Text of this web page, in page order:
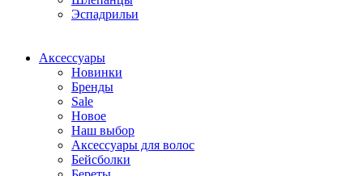
Эспадрильи
Аксессуары
Новинки
Бренды
Sale
Новое
Наш выбор
Аксессуары для волос
Бейсболки